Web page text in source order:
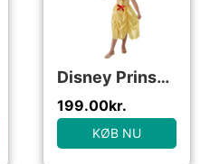
Disney Prinsesse Belle Kostume til børn
199.00kr.
KØB NU